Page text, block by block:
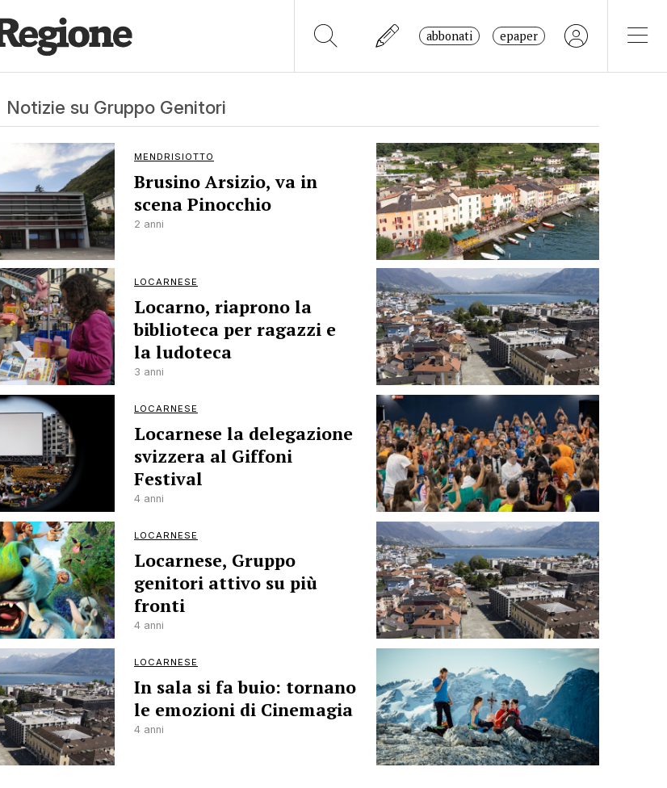
abbonati epaper
Notizie su Gruppo Genitori
MENDRISIOTTO
Brusino Arsizio, va in
scena Pinocchio
2 anni
LOCARNESE
Locarno, riaprono la
biblioteca per ragazzi e
la ludoteca
3 anni
LOCARNESE
Locarnese la delegazione
svizzera al Giffoni
Festival
4 anni
LOCARNESE
Locarnese, Gruppo
genitori attivo su più
fronti
4 anni
LOCARNESE
In sala si fa buio: tornano
le emozioni di Cinemagia
4 anni